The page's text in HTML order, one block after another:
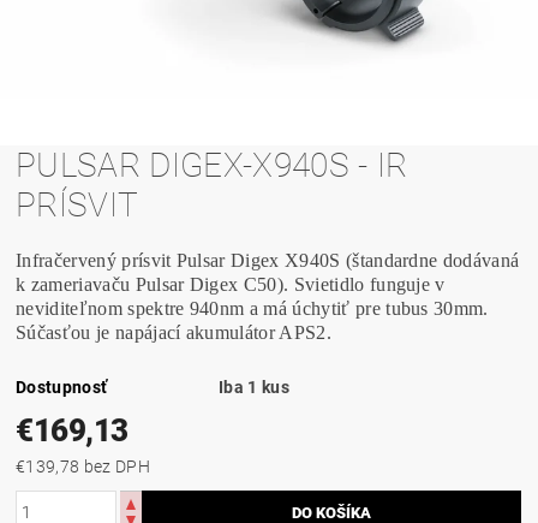
PULSAR DIGEX-X940S - IR
PRÍSVIT
Infračervený prísvit Pulsar Digex X940S (štandardne dodávaná
k zameriavaču Pulsar Digex C50). Svietidlo funguje v
neviditeľnom spektre 940nm a má úchytiť pre tubus 30mm.
Súčasťou je napájací akumulátor APS2.
Dostupnosť Iba 1 kus
€169,13
€139,78 bez DPH